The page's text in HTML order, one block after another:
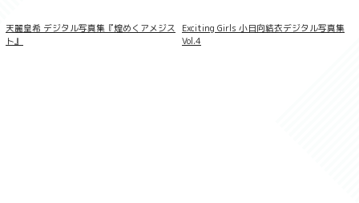
天麗皇希 デジタル写真集『煌めくアメジス
ト』
Exciting Girls 小日向結衣デジタル写真集
Vol.4